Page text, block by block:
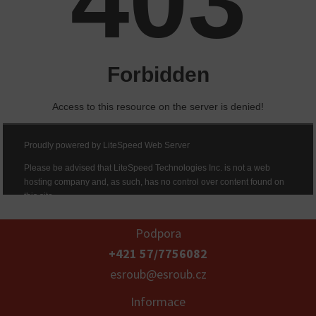
Podpora
+421 57/7756082
esroub@esroub.cz
Informace